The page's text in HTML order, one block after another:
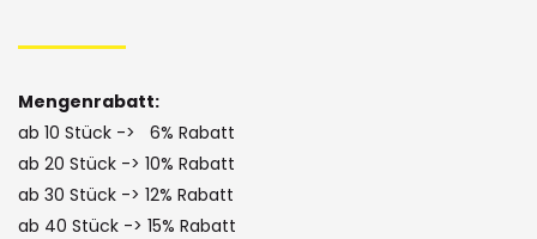
to
the
beginning
of
the
Mengenrabatt:
ab 10 Stück -> 6% Rabatt
ab 20 Stück -> 10% Rabatt
ab 30 Stück -> 12% Rabatt
ab 40 Stück -> 15% Rabatt